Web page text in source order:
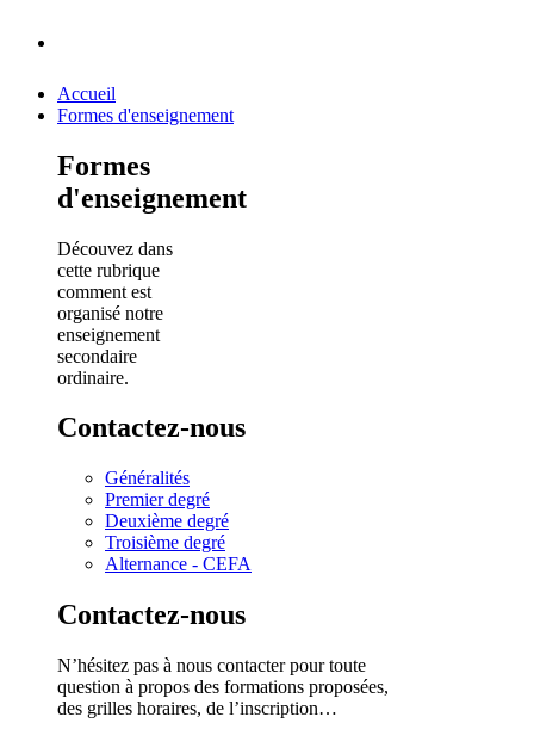
Accueil
Formes d'enseignement
Formes
d'enseignement
Découvez dans
cette rubrique
comment est
organisé notre
enseignement
secondaire
ordinaire.
Contactez-nous
Généralités
Premier degré
Deuxième degré
Troisième degré
Alternance - CEFA
Contactez-nous
N’hésitez pas à nous contacter pour toute
question à propos des formations proposées,
des grilles horaires, de l’inscription…